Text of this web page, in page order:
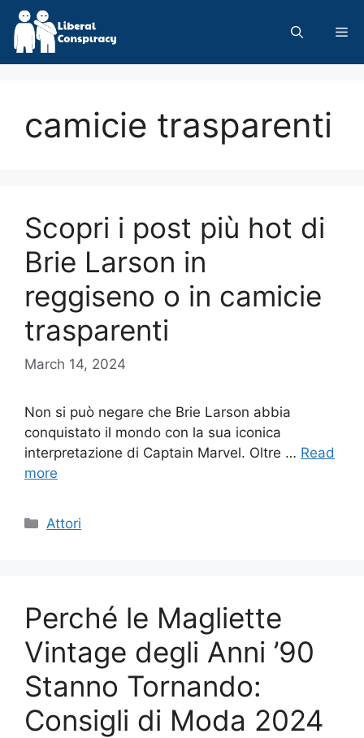
Skip
content
camicie trasparenti
Scopri i post più hot di
Brie Larson in
reggiseno o in camicie
trasparenti
March 14, 2024
Non si può negare che Brie Larson abbia
conquistato il mondo con la sua iconica
interpretazione di Captain Marvel. Oltre … Read
more
Categories
Attori
Perché le Magliette
Vintage degli Anni ’90
Stanno Tornando:
Consigli di Moda 2024